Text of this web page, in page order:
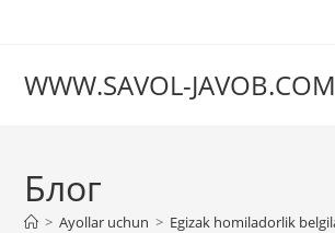
WWW.SAVOL-JAVOB.COM
Блог
> Ayollar uchun > Egizak homiladorlik